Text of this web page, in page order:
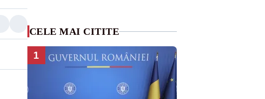
CELE MAI CITITE
1